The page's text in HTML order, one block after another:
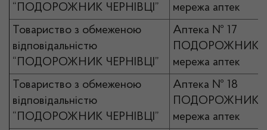
“ПОДОРОЖНИК ЧЕРНІВЦІ”
мережа аптек
Товариство з обмеженою
відповідальністю
“ПОДОРОЖНИК ЧЕРНІВЦІ”
Аптека № 17
ПОДОРОЖНИК
мережа аптек
Товариство з обмеженою
відповідальністю
“ПОДОРОЖНИК ЧЕРНІВЦІ”
Аптека № 18
ПОДОРОЖНИК
мережа аптек